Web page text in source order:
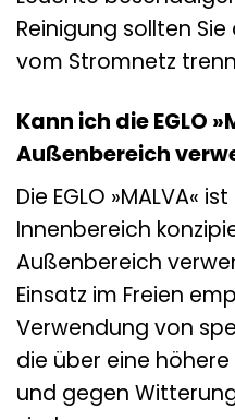
Reinigung sollten
vom Stromnetz
Kann ich die EGLO
Außenbereich
Die EGLO »MALVA«
Innenbereich
Außenbereich
Einsatz im Freien
Verwendung von
die über eine
und gegen